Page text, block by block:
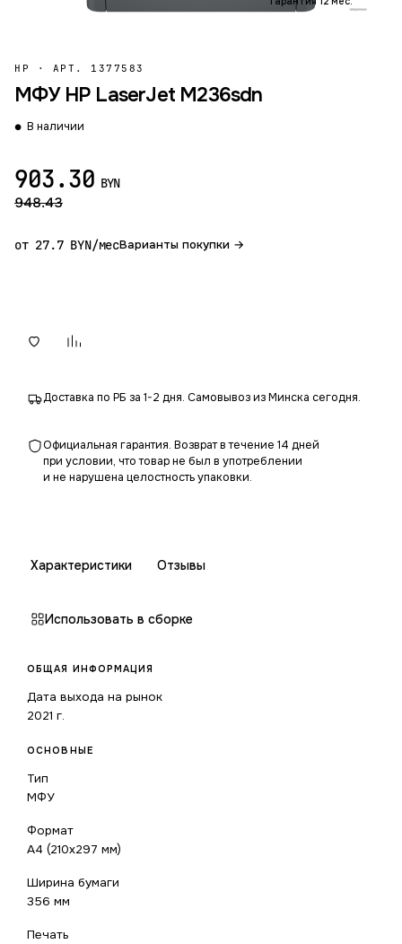
HP · АРТ. 1377583
МФУ HP LaserJet M236sdn
В наличии
903.30 BYN
948.43
от 27.7 BYN/месВарианты покупки →
Доставка по РБ за 1-2 дня. Самовывоз из Минска сегодня.
Официальная гарантия. Возврат в течение 14 дней
при условии, что товар не был в употреблении
и не нарушена целостность упаковки.
Характеристики Отзывы
Использовать в сборке
ОБЩАЯ ИНФОРМАЦИЯ
Дата выхода на рынок
2021 г.
ОСНОВНЫЕ
Тип
МФУ
Формат
A4 (210x297 мм)
Ширина бумаги
356 мм
Печать